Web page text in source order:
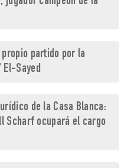
partido por la
Sayed
de la Casa Blanca:
Scharf ocupará el cargo